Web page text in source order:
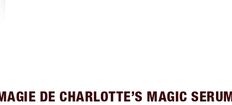
DE CHARLOTTE’S MAGIC